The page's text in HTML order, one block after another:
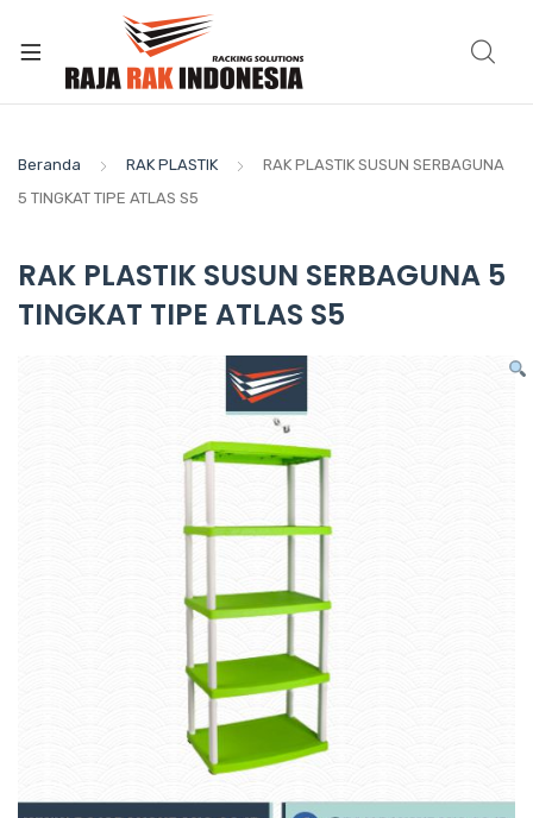
Beranda RAK PLASTIK
RAK PLASTIK SUSUN SERBAGUNA
5 TINGKAT TIPE ATLAS S5
RAK PLASTIK SUSUN SERBAGUNA 5
TINGKAT TIPE ATLAS S5